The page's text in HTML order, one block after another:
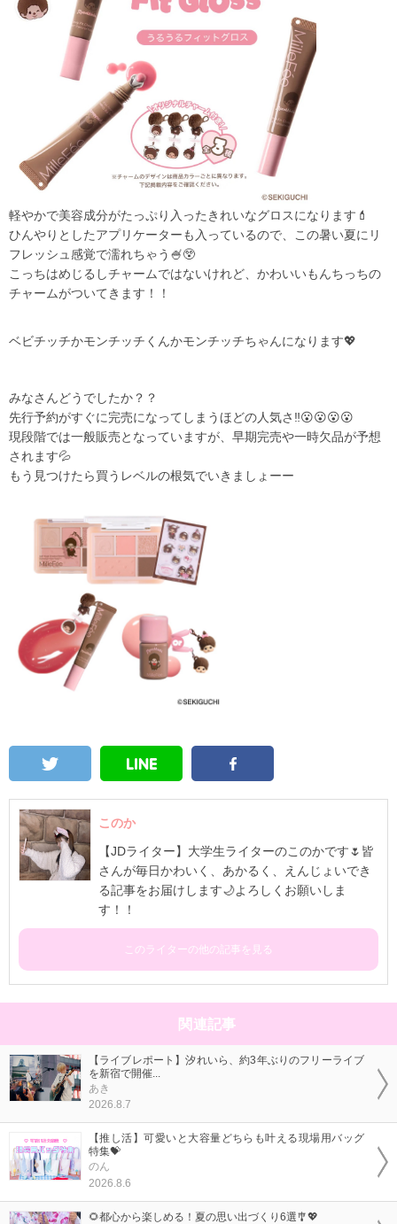
軽やかで美容成分がたっぷり入ったきれいなグロスになります💄
ひんやりとしたアプリケーターも入っているので、この暑い夏にリ
フレッシュ感覚で濡れちゃう🍧😲
こっちはめじるしチャームではないけれど、かわいいもんちっちの
チャームがついてきます！！
ベビチッチかモンチッチくんかモンチッチちゃんになります💖
みなさんどうでしたか？？
先行予約がすぐに完売になってしまうほどの人気さ‼️😮😮😮😮
現段階では一般販売となっていますが、早期完売や一時欠品が予想
されます💦
もう見つけたら買うレベルの根気でいきましょーー
このか
【JDライター】大学生ライターのこのかです🌷皆
さんが毎日かわいく、あかるく、えんじょいでき
る記事をお届けします🌙よろしくお願いしま
す！！
このライターの他の記事を見る
関連記事
【ライブレポート】汐れいら、約3年ぶりのフリーライブ
を新宿で開催...
あき
2026.8.7
【推し活】可愛いと大容量どちらも叶える現場用バッグ
特集💝
のん
2026.8.6
🌻都心から楽しめる！夏の思い出づくり6選🎐💖